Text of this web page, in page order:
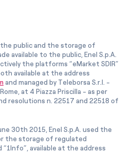
public and the storage of
available to the public, Enel S.p.A.
the platforms “eMarket SDIR”
available at the address
and managed by Teleborsa S.r.l. -
at 4 Piazza Priscilla - as per
resolutions n. 22517 and 22518 of
30th 2015, Enel S.p.A. used the
the storage of regulated
available at the address